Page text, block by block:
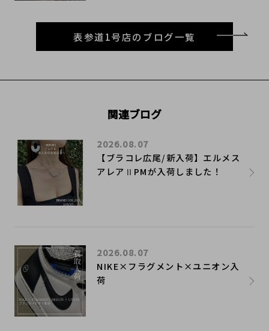
表参道1号店のブログ一覧
関連ブログ
【ブラコレ広尾/新入荷】エルメス
アレアⅡPMが入荷しました！
2026.08.07
NIKE×フラグメント×ユニオン入
荷
2026.08.07